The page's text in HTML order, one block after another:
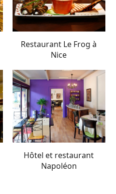
Restaurant Le Frog à
Nice
Hôtel et restaurant
Napoléon